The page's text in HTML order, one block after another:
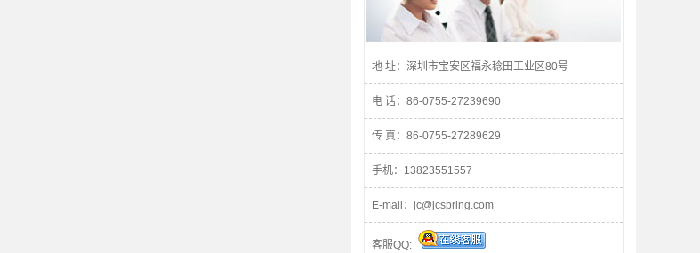
地 址：深圳市宝安区福永稔田工业区80号
电 话：86-0755-27239690
传 真：86-0755-27289629
手机：13823551557
E-mail：jc@jcspring.com
客服QQ: